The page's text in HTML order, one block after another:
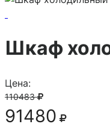
Шкаф
Цена:
110483
91480